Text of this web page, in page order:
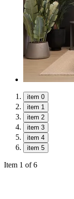
item 0
item 1
item 2
item 3
item 4
item 5
Item 1 of 6